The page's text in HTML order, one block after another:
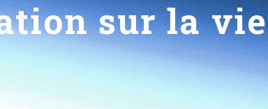
sur la vie